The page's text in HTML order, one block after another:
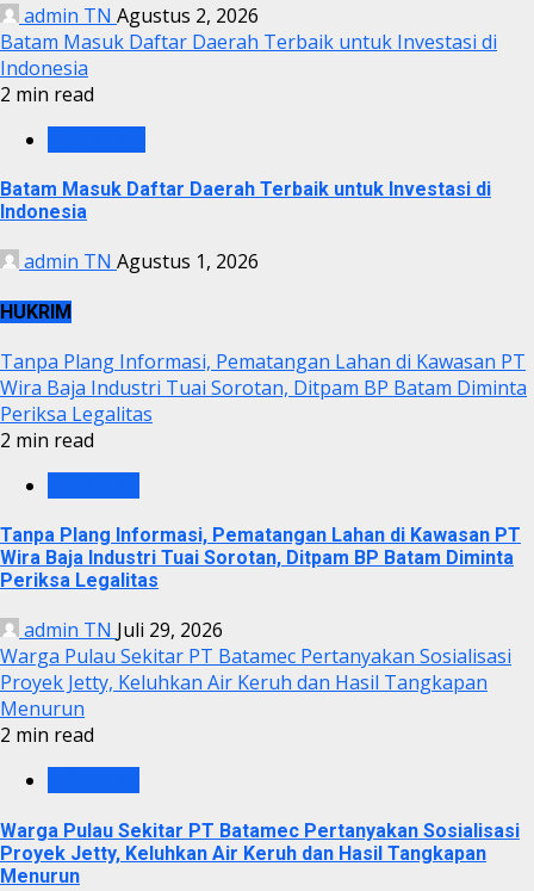
admin TN Agustus 2, 2026
Batam Masuk Daftar Daerah Terbaik untuk Investasi di
Indonesia
2 min read
Batam Masuk Daftar Daerah Terbaik untuk Investasi di
Indonesia
admin TN Agustus 1, 2026
HUKRIM
Tanpa Plang Informasi, Pematangan Lahan di Kawasan PT
Wira Baja Industri Tuai Sorotan, Ditpam BP Batam Diminta
Periksa Legalitas
2 min read
Tanpa Plang Informasi, Pematangan Lahan di Kawasan PT
Wira Baja Industri Tuai Sorotan, Ditpam BP Batam Diminta
Periksa Legalitas
admin TN Juli 29, 2026
Warga Pulau Sekitar PT Batamec Pertanyakan Sosialisasi
Proyek Jetty, Keluhkan Air Keruh dan Hasil Tangkapan
Menurun
2 min read
Warga Pulau Sekitar PT Batamec Pertanyakan Sosialisasi
Proyek Jetty, Keluhkan Air Keruh dan Hasil Tangkapan
Menurun